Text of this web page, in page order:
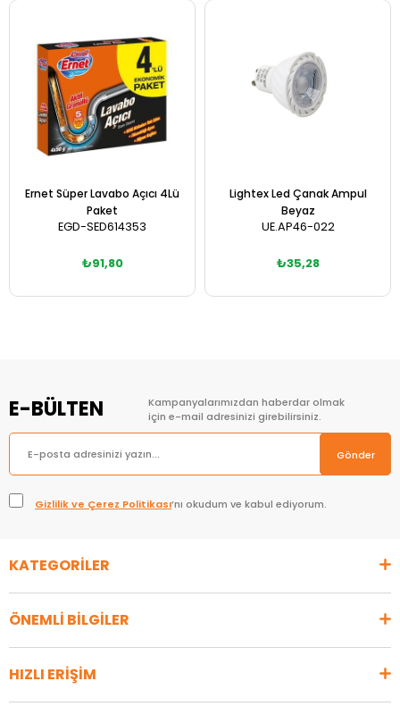
Ernet Süper Lavabo Açıcı 4Lü
Paket
EGD-SED614353
₺91,80
Lightex Led Çanak Ampul
Beyaz
UE.AP46-022
₺35,28
E-BÜLTEN
Kampanyalarımızdan haberdar olmak
için e-mail adresinizi girebilirsiniz.
Gönder
Gizlilik ve Çerez Politikası’nı okudum ve kabul ediyorum.
KATEGORİLER
ÖNEMLİ BİLGİLER
HIZLI ERİŞİM